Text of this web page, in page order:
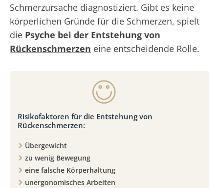
Schmerzursache diagnostiziert. Gibt es keine
körperlichen Gründe für die Schmerzen, spielt
die Psyche bei der Entstehung von
Rückenschmerzen eine entscheidende Rolle.
Risikofaktoren für die Entstehung von
Rückenschmerzen:
Übergewicht
zu wenig Bewegung
eine falsche Körperhaltung
unergonomisches Arbeiten